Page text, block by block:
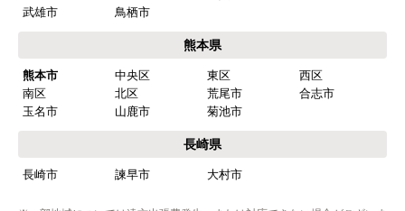
武雄市
鳥栖市
熊本県
熊本市 中央区 東区
西区
南区
北区 荒尾市
合志市
玉名市
山鹿市 菊池市
長崎県
長崎市 諫早市 大村市